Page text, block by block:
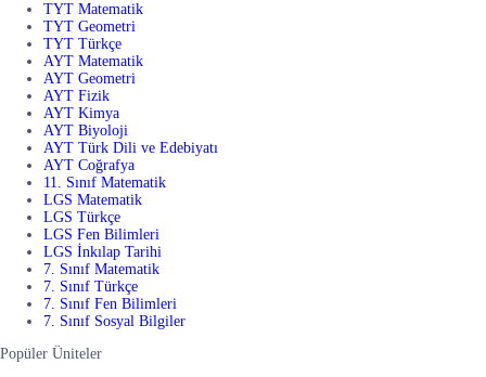
TYT Matematik
TYT Geometri
TYT Türkçe
AYT Matematik
AYT Geometri
AYT Fizik
AYT Kimya
AYT Biyoloji
AYT Türk Dili ve Edebiyatı
AYT Coğrafya
11. Sınıf Matematik
LGS Matematik
LGS Türkçe
LGS Fen Bilimleri
LGS İnkılap Tarihi
7. Sınıf Matematik
7. Sınıf Türkçe
7. Sınıf Fen Bilimleri
7. Sınıf Sosyal Bilgiler
Popüler Üniteler